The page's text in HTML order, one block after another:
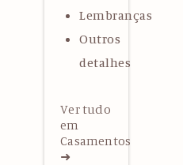
Lembranças
Outros
detalhes
Ver tudo
em
Casamentos
➜